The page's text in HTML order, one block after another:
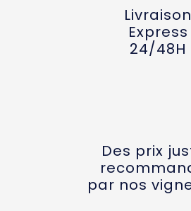
Livraison
Express
24/48H
Des prix
par nos